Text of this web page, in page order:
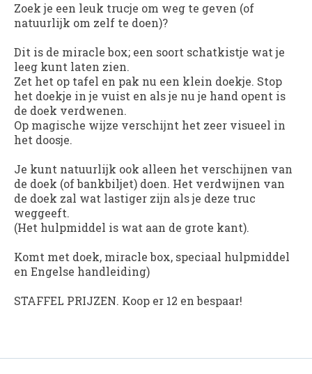
Zoek je een leuk trucje om weg te geven (of
natuurlijk om zelf te doen)?
Dit is de miracle box; een soort schatkistje wat je
leeg kunt laten zien.
Zet het op tafel en pak nu een klein doekje. Stop
het doekje in je vuist en als je nu je hand opent is
de doek verdwenen.
Op magische wijze verschijnt het zeer visueel in
het doosje.
Je kunt natuurlijk ook alleen het verschijnen van
de doek (of bankbiljet) doen. Het verdwijnen van
de doek zal wat lastiger zijn als je deze truc
weggeeft.
(Het hulpmiddel is wat aan de grote kant).
Komt met doek, miracle box, speciaal hulpmiddel
en Engelse handleiding)
STAFFEL PRIJZEN. Koop er 12 en bespaar!